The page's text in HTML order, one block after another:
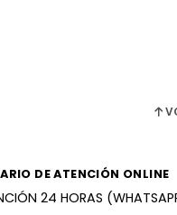
DE ATENCIÓN ONLINE
24 HORAS